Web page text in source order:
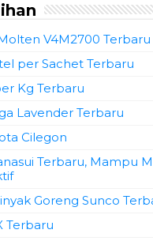
V4M2700 Terbaru
per Sachet Terbaru
Kg Terbaru
Lavender Terbaru
Cilegon
Terbaru, Mampu
Goreng Sunco
Terbaru